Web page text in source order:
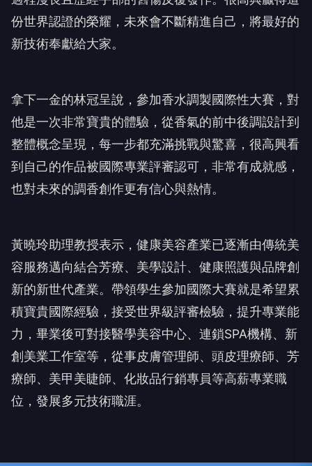
份世界認證的榮耀，未來會不斷精進自己，將最好的
新技術奉獻給大家。
拿下一金的林冠呈說，參加香水調製國際性大賽，對
他是一次非常寶貴的體驗，從香氣的前中後調設計到
整體概念呈現，每一步都充滿挑戰與驚喜，很高興看
到自己的作品被國際專業評審認可，非常有成就感，
也對未來的調香創作更有信心與熱情。
黃曉玲助理教授表示，健康美容產業已逐漸由傳統美
容服務邁向結合芳療、美學設計、健康照護與品牌創
新的新世代產業。帶領學生參加國際大賽就是希望累
積寶貴國際經驗，接受世界級評審檢驗，提升專業能
力，畢業後可對接醫學美容中心、連鎖SPA機構、新
創美業工作室等，從事皮膚管理師、頭皮理療師、芳
療師、美甲美睫師、化妝品行銷專員等高薪專業職
位，發展多元技術職涯。